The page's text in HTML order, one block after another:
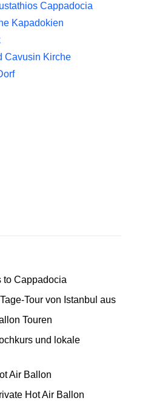
Cappadocia
Kapadokien
Cavusin Kirche
to Cappadocia
Tour von Istanbul aus
Touren
und lokale
Air Ballon
Hot Air Ballon